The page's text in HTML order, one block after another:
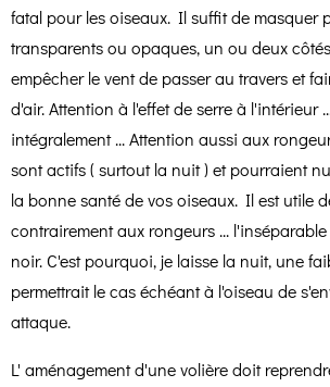
fatal pour les oiseaux. Il suffit de masquer
transparents ou opaques, un ou deux
empêcher le vent de passer au travers et
d'air. Attention à l'effet de serre à l'intérieur
intégralement ... Attention aussi aux
sont actifs ( surtout la nuit ) et pourraient
la bonne santé de vos oiseaux. Il est utile
contrairement aux rongeurs ...
noir. C'est pourquoi, je laisse la nuit, une
permettrait le cas échéant à l'oiseau de
attaque.
L' aménagement d'une volière doit